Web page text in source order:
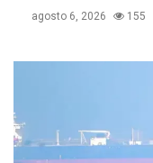
agosto 6, 2026 155